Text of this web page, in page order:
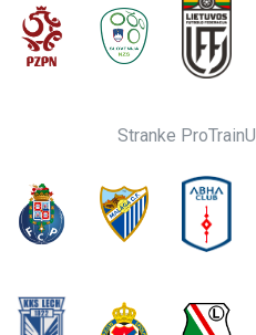
Stranke